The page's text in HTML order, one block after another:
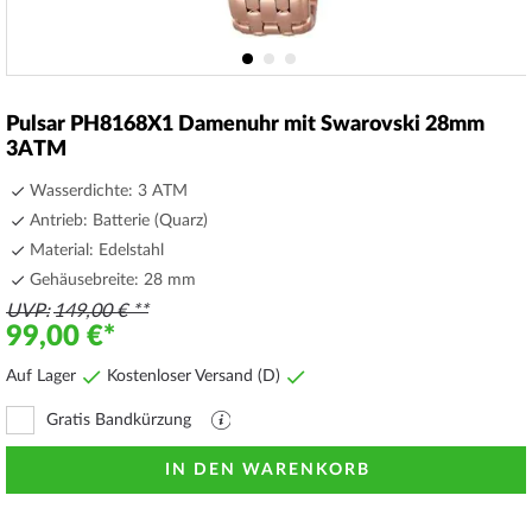
der
Bildergalerie
springen
Pulsar PH8168X1 Damenuhr mit Swarovski 28mm
3ATM
Wasserdichte: 3 ATM
Antrieb: Batterie (Quarz)
Material: Edelstahl
Gehäusebreite: 28 mm
UVP 149,00 €
99,00 €
Auf Lager Kostenloser Versand (D)
Gratis BandkürzungPDF
Datei
mit
Erläuterungen
IN DEN WARENKORB